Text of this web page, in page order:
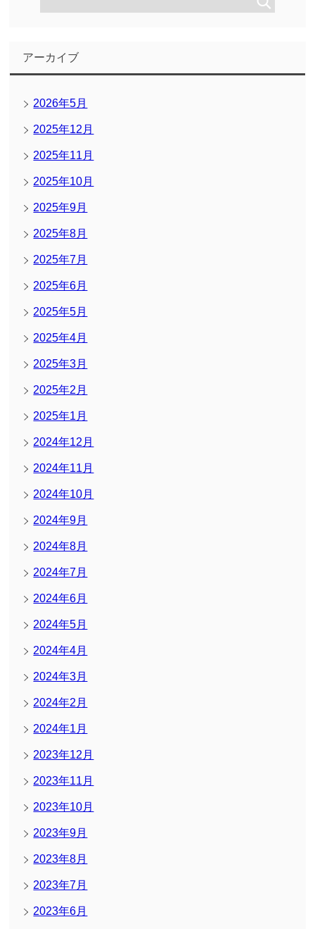
アーカイブ
2026年5月
2025年12月
2025年11月
2025年10月
2025年9月
2025年8月
2025年7月
2025年6月
2025年5月
2025年4月
2025年3月
2025年2月
2025年1月
2024年12月
2024年11月
2024年10月
2024年9月
2024年8月
2024年7月
2024年6月
2024年5月
2024年4月
2024年3月
2024年2月
2024年1月
2023年12月
2023年11月
2023年10月
2023年9月
2023年8月
2023年7月
2023年6月